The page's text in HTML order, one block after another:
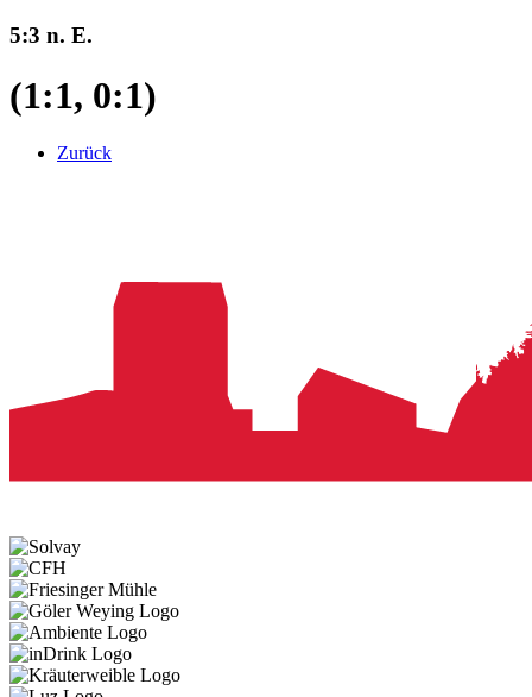
5:3 n. E.
(1:1, 0:1)
Zurück